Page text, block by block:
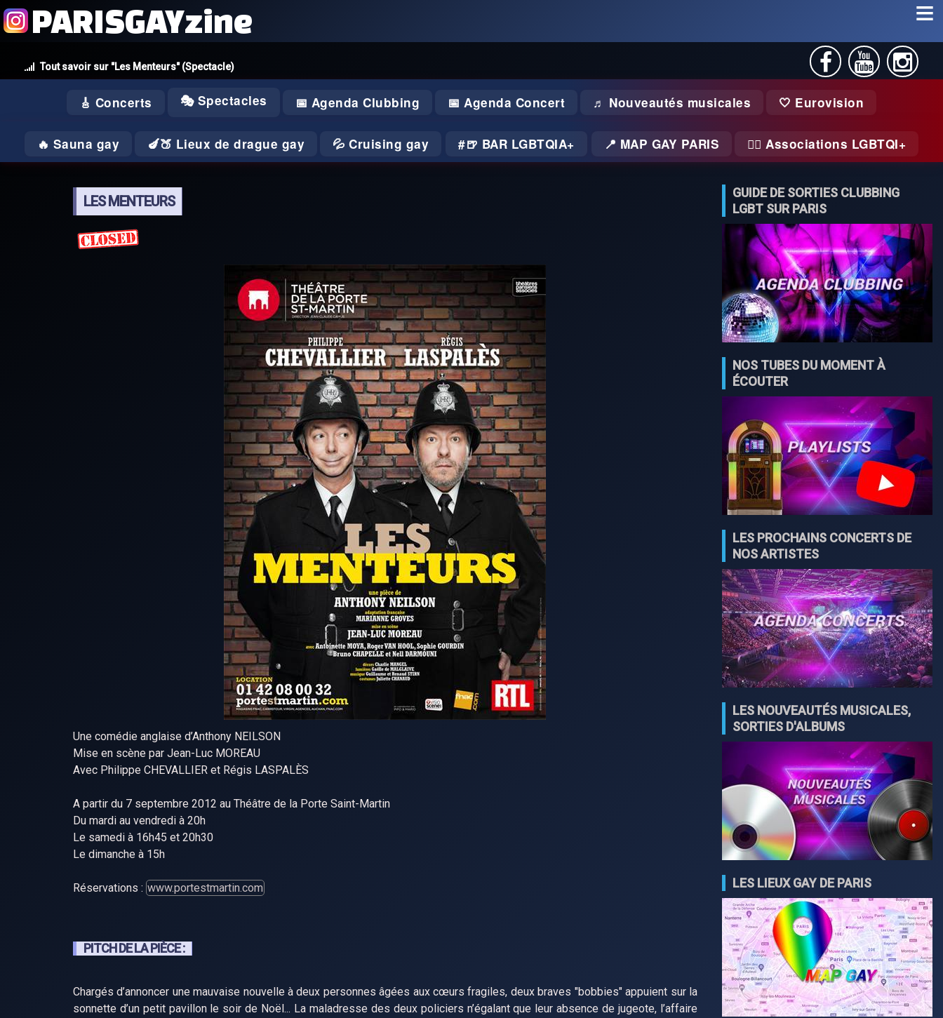
Tout savoir sur "Les Menteurs" (Spectacle)
PARISGAYzine
🎸 Concerts 🎭 Spectacles 📅 Agenda Clubbing 📅 Agenda Concert ♬ Nouveautés musicales 🤍 Eurovision
🔥 Sauna gay 🍆🍑 Lieux de drague gay 💦 Cruising gay 🍺 BAR LGBTQIA+ 📍 MAP GAY PARIS 🏃‍♂️ Associations LGBTQI+
LES MENTEURS
Une comédie anglaise d’Anthony NEILSON
Mise en scène par Jean-Luc MOREAU
Avec Philippe CHEVALLIER et Régis LASPALÈS
A partir du 7 septembre 2012 au Théâtre de la Porte Saint-Martin
Du mardi au vendredi à 20h
Le samedi à 16h45 et 20h30
Le dimanche à 15h
Réservations : www.portestmartin.com
PITCH DE LA PIÈCE :
Chargés d’annoncer une mauvaise nouvelle à deux personnes âgées aux cœurs fragiles, deux braves "bobbies" appuient sur la
sonnette d’un petit pavillon le soir de Noël... La maladresse des deux policiers n’égalant que leur absence de jugeote, l’affaire
GUIDE DE SORTIES CLUBBING
LGBT SUR PARIS
NOS TUBES DU MOMENT À
ÉCOUTER
LES PROCHAINS CONCERTS DE
NOS ARTISTES
LES NOUVEAUTÉS MUSICALES,
SORTIES D'ALBUMS
LES LIEUX GAY DE PARIS